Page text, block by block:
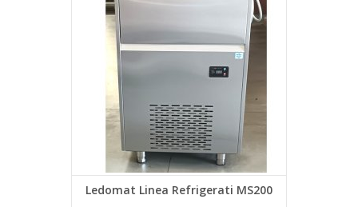
Ledomat Linea Refrigerati MS200